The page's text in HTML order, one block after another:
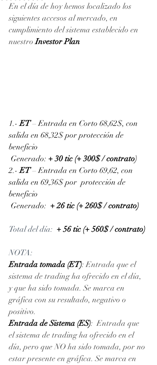
En el día de hoy hemos localizado los
siguientes accesos al mercado, en
cumplimiento del sistema establecido en
nuestro Investor Plan
1.- ET – Entrada en Corto 68,62$, con
salida en 68,32$ por protección de
beneficio
Generado: + 30 tic (+ 300$ / contrato)
2.- ET – Entrada en Corto 69,62, con
salida en 69,36$ por  protección de
beneficio
Generado: + 26 tic (+ 260$ / contrato)
Total del día: + 56 tic (+ 560$ / contrato)
NOTA:
Entrada tomada (ET): Entrada que el
sistema de trading ha ofrecido en el día,
y que ha sido tomada. Se marca en
gráfica con su resultado, negativo o
positivo.
Entrada de Sistema (ES):  Entrada que
el sistema de trading ha ofrecido en el
día, pero que NO ha sido tomada, por no
estar presente en gráfica. Se marca en